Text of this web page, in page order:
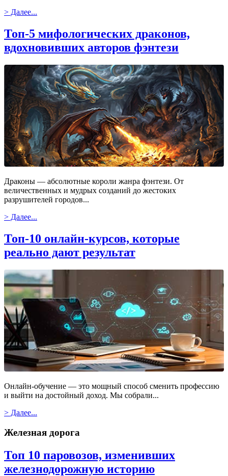
> Далее...
Топ-5 мифологических драконов,
вдохновивших авторов фэнтези
Драконы — абсолютные короли жанра фэнтези. От
величественных и мудрых созданий до жестоких
разрушителей городов...
> Далее...
Топ-10 онлайн-курсов, которые
реально дают результат
Онлайн-обучение — это мощный способ сменить профессию
и выйти на достойный доход. Мы собрали...
> Далее...
Железная дорога
Топ 10 паровозов, изменивших
железнодорожную историю